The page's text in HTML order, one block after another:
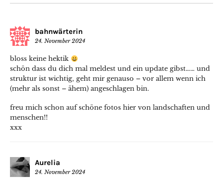
bahnwärterin
24. November 2024
bloss keine hektik
schön dass du dich mal meldest und ein update gibst…… und
struktur ist wichtig, geht mir genauso – vor allem wenn ich
(mehr als sonst – ähem) angeschlagen bin.
freu mich schon auf schöne fotos hier von landschaften und
menschen!!
xxx
Aurelia
24. November 2024